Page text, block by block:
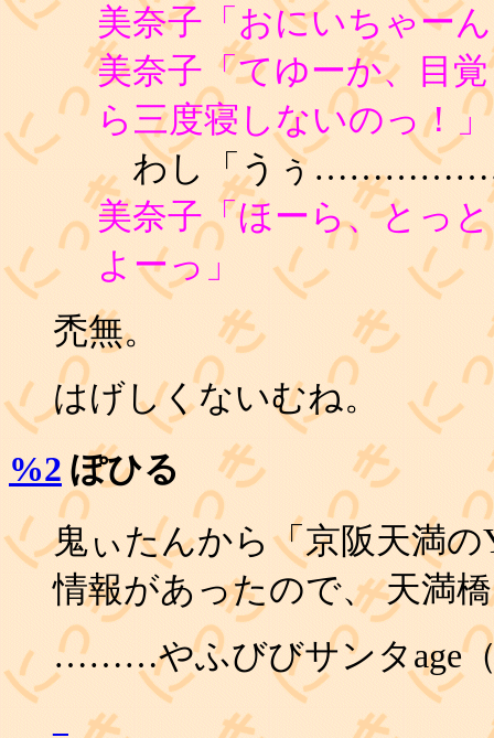
美奈子「おにいちゃー
美奈子「てゆーか、目
ら三度寝しないのっ！」
わし「うぅ
美奈子「ほーら、とっ
よーっ」
禿無。
はげしくないむね。
%2 ぽひる
鬼ぃたんから「京阪天満の
情報があったので、 天満
………やふびびサンタage